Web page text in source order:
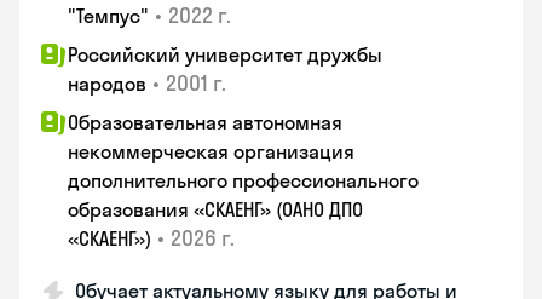
"Темпус" • 2022 г.
Российский университет дружбы
народов • 2001 г.
Образовательная автономная
некоммерческая организация
дополнительного профессионального
образования «СКАЕНГ» (ОАНО ДПО
«СКАЕНГ») • 2026 г.
Обучает актуальному языку для работы и